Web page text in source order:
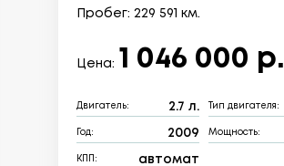
Пробег: 229 591 км.
Цена: 1 046 000 р.
Двигатель: 2.7 л. Тип двигателя:
Год: 2009 Мощность:
КПП: автомат